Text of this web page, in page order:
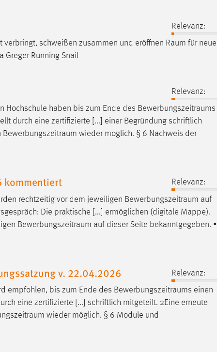
Relevanz:
schweißen zusammen und eröffnen Raum für neue
Greger Running Snail
Relevanz:
Hochschule haben bis zum Ende des Bewerbungszeitraums
durch eine zertifizierte [...] einer Begründung schriftlich
Bewerbungszeitraum wieder möglich. § 6 Nachweis der
kommentiert
Relevanz:
rechtzeitig vor dem jeweiligen Bewerbungszeitraum auf
Die praktische [...] ermöglichen (digitale Mappe).
Bewerbungszeitraum auf dieser Seite bekanntgegeben. •
v. 22.04.2026
Relevanz:
empfohlen, bis zum Ende des Bewerbungszeitraums einen
eine zertifizierte [...] schriftlich mitgeteilt. 2Eine erneute
wieder möglich. § 6 Module und